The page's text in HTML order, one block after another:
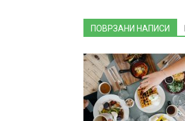
ПОВРЗАНИ НАПИСИ